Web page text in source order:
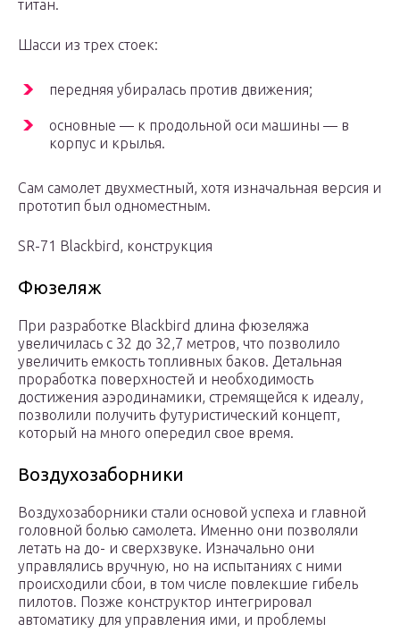
титан.
Шасси из трех стоек:
передняя убиралась против движения;
основные — к продольной оси машины — в
корпус и крылья.
Сам самолет двухместный, хотя изначальная версия и
прототип был одноместным.
SR-71 Blackbird, конструкция
Фюзеляж
При разработке Blackbird длина фюзеляжа
увеличилась с 32 до 32,7 метров, что позволило
увеличить емкость топливных баков. Детальная
проработка поверхностей и необходимость
достижения аэродинамики, стремящейся к идеалу,
позволили получить футуристический концепт,
который на много опередил свое время.
Воздухозаборники
Воздухозаборники стали основой успеха и главной
головной болью самолета. Именно они позволяли
летать на до- и сверхзвуке. Изначально они
управлялись вручную, но на испытаниях с ними
происходили сбои, в том числе повлекшие гибель
пилотов. Позже конструктор интегрировал
автоматику для управления ими, и проблемы